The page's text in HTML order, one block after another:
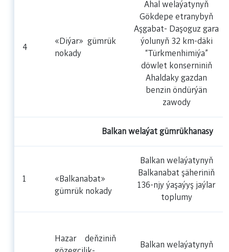
4
«Diýar» gümrük
nokady
Ahal welaýatynyň
Gökdepe etranybyň
Aşgabat- Daşoguz gara
ýolunyň 32 km-däki
“Türkmenhimiýa”
döwlet konserniniň
Ahaldaky gazdan
benzin öndürýän
zawody
Balkan welaýat gümrükhanasy
1
«Balkanabat»
gümrük nokady
Balkan welaýatynyň
Balkanabat şäheriniň
136-njy ýaşaýyş jaýlar
toplumy
Hazar deňziniň
Balkan welaýatynyň